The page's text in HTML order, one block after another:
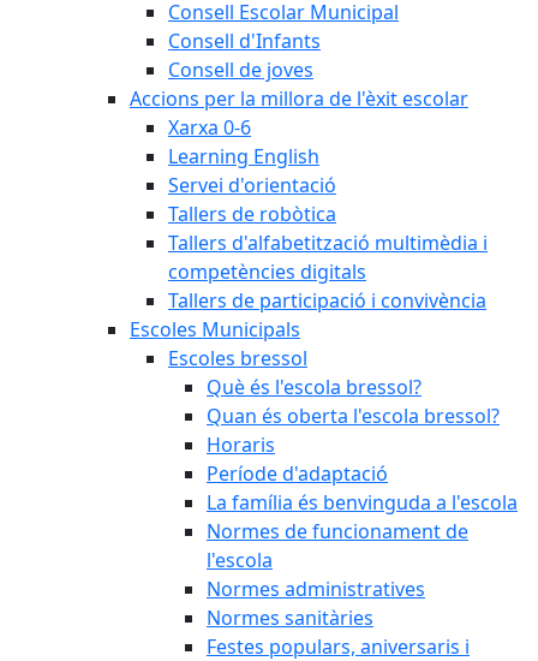
Consell Escolar Municipal
Consell d'Infants
Consell de joves
Accions per la millora de l'èxit escolar
Xarxa 0-6
Learning English
Servei d'orientació
Tallers de robòtica
Tallers d'alfabetització multimèdia i
competències digitals
Tallers de participació i convivència
Escoles Municipals
Escoles bressol
Què és l'escola bressol?
Quan és oberta l'escola bressol?
Horaris
Període d'adaptació
La família és benvinguda a l'escola
Normes de funcionament de
l'escola
Normes administratives
Normes sanitàries
Festes populars, aniversaris i